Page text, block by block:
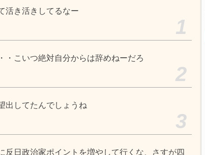
活き活きしてるなー
1
・こいつ絶対自分からは辞めねーだろ
2
出してたんでしょうね
3
反日政治家ポイントを増やして行くな、さすが四